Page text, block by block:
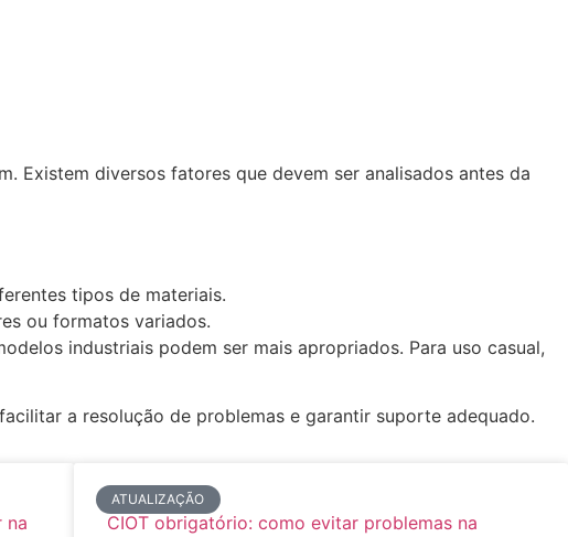
Existem diversos fatores que devem ser analisados antes da
tipos de materiais.
ou formatos variados.
industriais podem ser mais apropriados. Para uso casual,
a resolução de problemas e garantir suporte adequado.
na
ATUALIZAÇÃO
CIOT obrigatório: como evitar problemas na